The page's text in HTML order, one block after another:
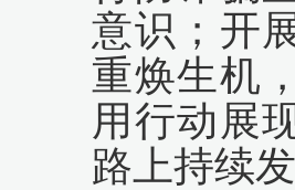
意识；开
重焕生机
用行动展
路上持续